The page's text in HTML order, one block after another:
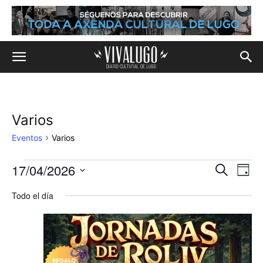
Varios
Eventos Varios
Eventos
en
de
y
Buscar
de
Día
17/04/2026
la
Todo el día